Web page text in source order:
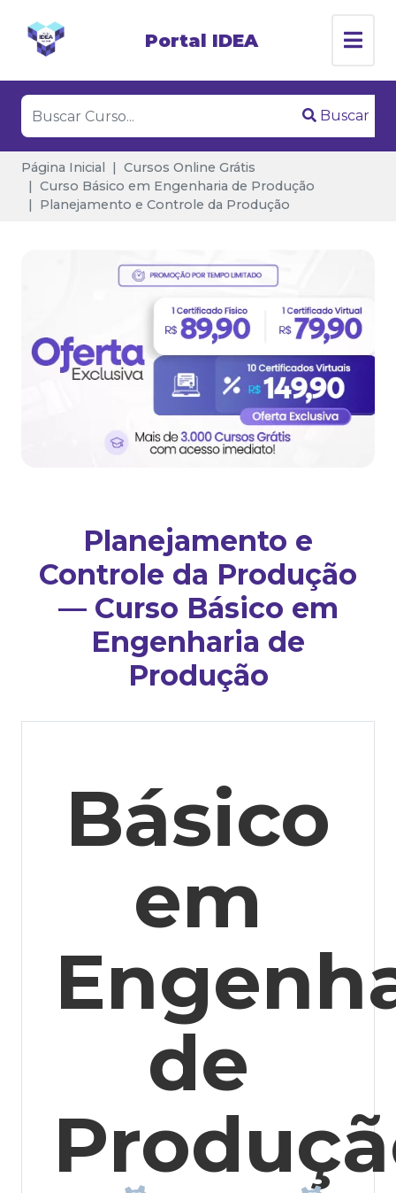
Portal IDEA
Buscar
Página Inicial
Cursos Online Grátis
Curso Básico em Engenharia de Produção
Planejamento e Controle da Produção
Planejamento e
Controle da Produção
— Curso Básico em
Engenharia de
Produção
Básico
em
de